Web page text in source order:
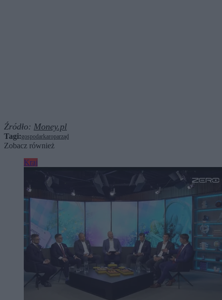
Źródło: Money.pl
Tagi:gospodarkaroparząd
Zobacz również
Kraj